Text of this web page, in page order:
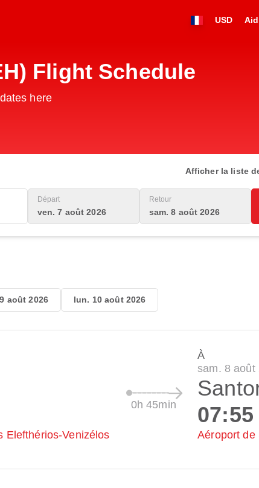
USD
Flight Schedule
here
Afficher la liste
Départ
ven. 7 août 2026
Retour
sam. 8 août 2026
août 2026 lun. 10 août 2026
Elefthérios-Venizélos
0h 45min
À
sam. 8 août
07:55
Aéroport de